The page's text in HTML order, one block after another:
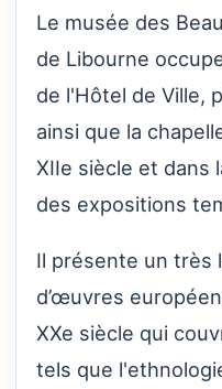
Le musée des
de Libourne
de l'Hôtel de Ville,
ainsi que la
XIIe siècle et dans
des expositions
Il présente un très
d’œuvres
XXe siècle qui
tels que